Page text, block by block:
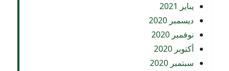
يناير 2021
ديسمبر 2020
نوفمبر 2020
أكتوبر 2020
سبتمبر 2020